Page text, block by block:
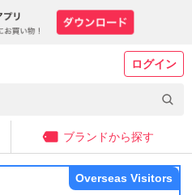
ログイン
ブランドから探す
Overseas Visitors